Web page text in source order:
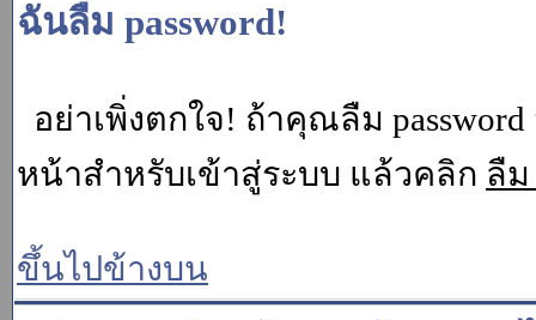
ฉันลืม password!
อย่าเพิ่งตกใจ! ถ้าคุณลืม
หน้าสำหรับเข้าสู่ระบบ แล้วคลิก ลืม
ขึ้นไปข้างบน